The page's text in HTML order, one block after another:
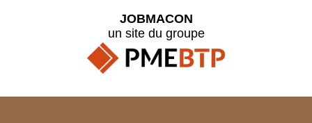
JOBMACON
un site du groupe